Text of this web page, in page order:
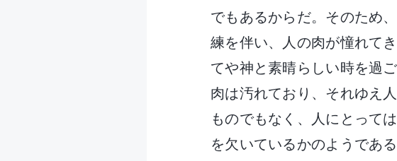
でもあるからだ。そのため
練を伴い、人の肉が憧れて
てや神と素晴らしい時を過
肉は汚れており、それゆえ
ものでもなく、人にとって
を欠いているかのようであ